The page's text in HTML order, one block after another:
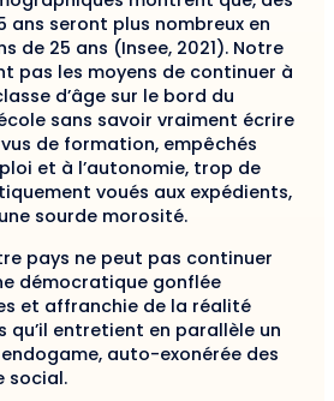
ans seront plus nombreux en
de 25 ans (Insee, 2021). Notre
pas les moyens de continuer à
d’âge sur le bord du
sans savoir vraiment écrire
de formation, empêchés
et à l’autonomie, trop de
voués aux expédients,
sourde morosité.
pays ne peut pas continuer
démocratique gonflée
et affranchie de la réalité
qu’il entretient en parallèle un
auto-exonérée des
social.